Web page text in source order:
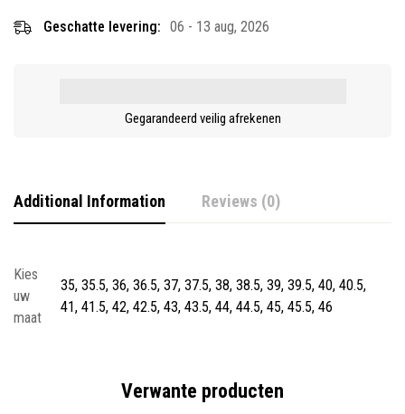
Geschatte levering: 06 - 13 aug, 2026
Gegarandeerd veilig afrekenen
Additional Information Reviews (0)
Kies
uw
maat
35, 35.5, 36, 36.5, 37, 37.5, 38, 38.5, 39, 39.5, 40, 40.5,
41, 41.5, 42, 42.5, 43, 43.5, 44, 44.5, 45, 45.5, 46
Verwante producten